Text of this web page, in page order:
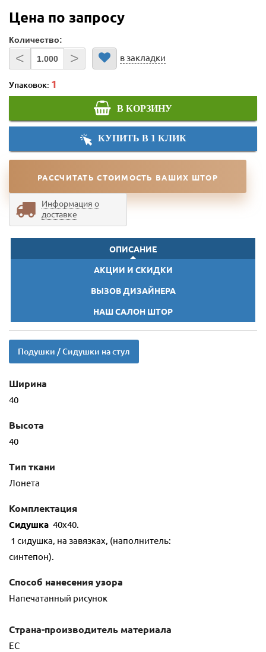
Цена по запросу
Количество:
< > в закладки
Упаковок:
В КОРЗИНУ
КУПИТЬ В 1 КЛИК
РАССЧИТАТЬ СТОИМОСТЬ ВАШИХ ШТОР
Информация о
доставке
ОПИСАНИЕ
АКЦИИ И СКИДКИ
ВЫЗОВ ДИЗАЙНЕРА
НАШ САЛОН ШТОР
Подушки / Сидушки на стул
Ширина
40
Высота
40
Тип ткани
Лонета
Комплектация
Сидушка 40х40.
1 сидушка, на завязках, (наполнитель:
синтепон).
Способ нанесения узора
Напечатанный рисунок
Страна-производитель материала
ЕС